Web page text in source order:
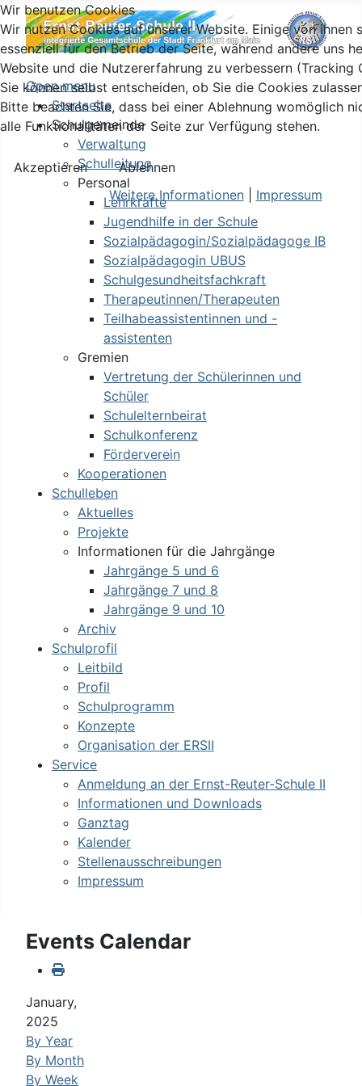
Open menu
Startseite
Schulgemeinde
Verwaltung
Schulleitung
Personal
Lehrkräfte
Jugendhilfe in der Schule
Sozialpädagogin/Sozialpädagoge IB
Sozialpädagogin UBUS
Schulgesundheitsfachkraft
Therapeutinnen/Therapeuten
Teilhabeassistentinnen und -
assistenten
Gremien
Vertretung der Schülerinnen und
Schüler
Schulelternbeirat
Schulkonferenz
Förderverein
Kooperationen
Schulleben
Aktuelles
Projekte
Informationen für die Jahrgänge
Jahrgänge 5 und 6
Jahrgänge 7 und 8
Jahrgänge 9 und 10
Archiv
Schulprofil
Leitbild
Profil
Schulprogramm
Konzepte
Organisation der ERSII
Service
Anmeldung an der Ernst-Reuter-Schule II
Informationen und Downloads
Ganztag
Kalender
Stellenausschreibungen
Impressum
Events Calendar
January,
2025
By Year
By Month
By Week
Wir benutzen Cookies
Wir nutzen Cookies auf unserer Website. Einige von ihnen
essenziell für den Betrieb der Seite, während andere uns
Website und die Nutzererfahrung zu verbessern (Tracking
Sie können selbst entscheiden, ob Sie die Cookies
Bitte beachten Sie, dass bei einer Ablehnung womöglich
alle Funktionalitäten der Seite zur Verfügung stehen.
Akzeptieren
Ablehnen
Weitere Informationen| Impressum